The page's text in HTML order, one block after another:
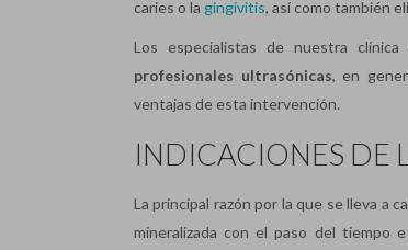
caries o la gingivitis, así como también
Los especialistas de nuestra
profesionales ultrasónicas, en
ventajas de esta intervención.
INDICACIONES DE
La principal razón por la que se lleva a
mineralizada con el paso del tiempo